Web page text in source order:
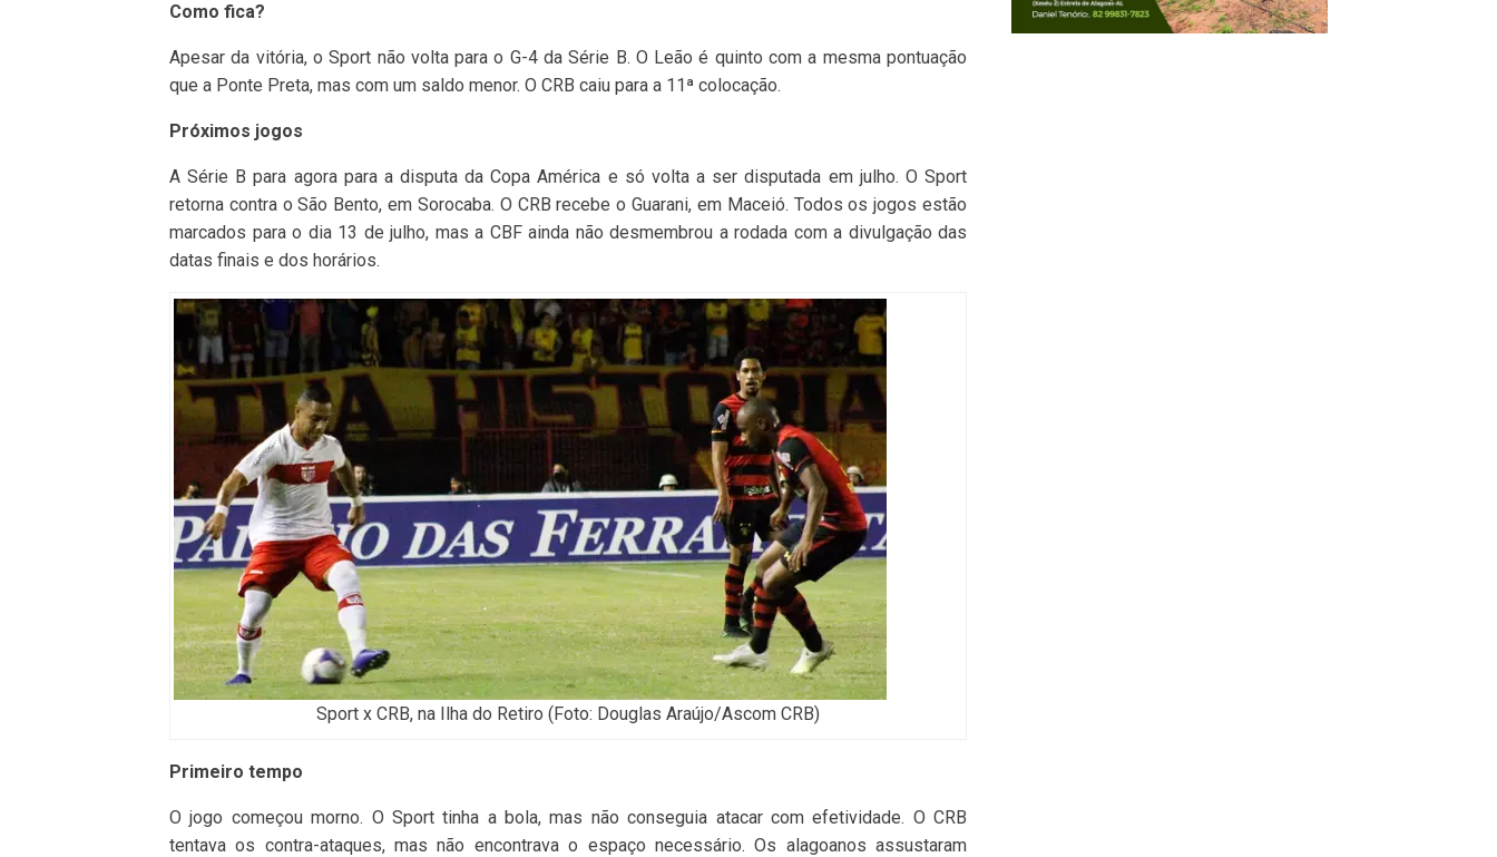
Como fica?
Apesar da vitória, o Sport não volta para o G-4 da Série B. O Leão é quinto com a mesma pontuação
que a Ponte Preta, mas com um saldo menor. O CRB caiu para a 11ª colocação.
Próximos jogos
A Série B para agora para a disputa da Copa América e só volta a ser disputada em julho. O Sport
retorna contra o São Bento, em Sorocaba. O CRB recebe o Guarani, em Maceió. Todos os jogos estão
marcados para o dia 13 de julho, mas a CBF ainda não desmembrou a rodada com a divulgação das
datas finais e dos horários.
Sport x CRB, na Ilha do Retiro (Foto: Douglas Araújo/Ascom CRB)
Primeiro tempo
O jogo começou morno. O Sport tinha a bola, mas não conseguia atacar com efetividade. O CRB
tentava os contra-ataques, mas não encontrava o espaço necessário. Os alagoanos assustaram